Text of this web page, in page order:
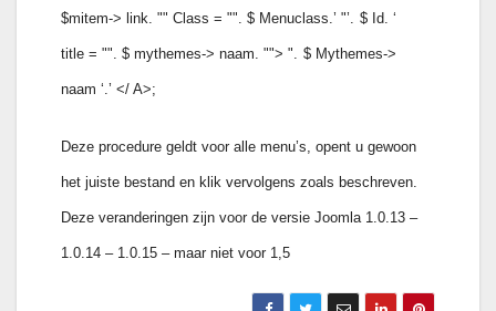
$mitem-> link. "" Class = "". $ Menuclass.’ "’. $ Id. ‘
title = "". $ mythemes-> naam. ""> ". $ Mythemes->
naam ‘.’ </ A>;
Deze procedure geldt voor alle menu’s, opent u gewoon
het juiste bestand en klik vervolgens zoals beschreven.
Deze veranderingen zijn voor de versie Joomla 1.0.13 –
1.0.14 – 1.0.15 – maar niet voor 1,5